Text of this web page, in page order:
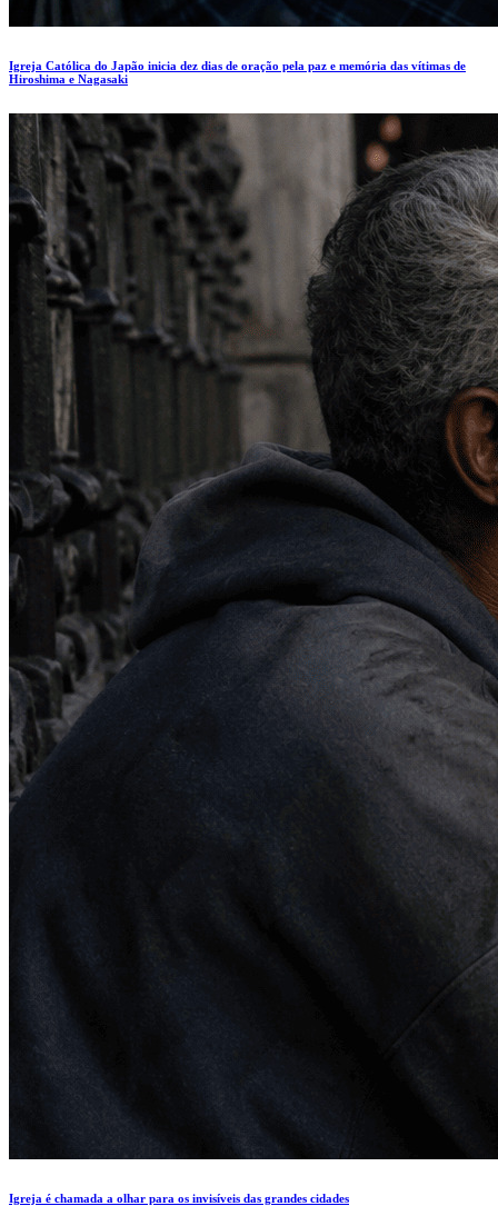
Igreja Católica do Japão inicia dez dias de oração pela paz e memória das vítimas de
Hiroshima e Nagasaki
Igreja é chamada a olhar para os invisíveis das grandes cidades